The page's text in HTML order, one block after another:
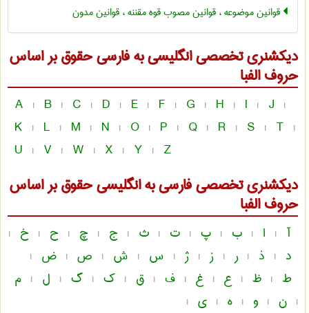
قوانین موضوعه ، قوانین مصوب قوه مقننه ، قوانین مدون
دیکشنری تخصصی انگلیسی به فارسیحقوقبر اساس
حروف الفبا
A | B | C | D | E | F | G | H | I | J |
K | L | M | N | O | P | Q | R | S | T |
U | V | W | X | Y | Z
دیکشنری تخصصی فارسی به انگلیسیحقوقبر اساس
حروف الفبا
آ | ا | ب | پ | ت | ث | ج | چ | ح | خ |
د | ذ | ر | ز | ژ | س | ش | ص | ض |
ط | ظ | ع | غ | ف | ق | ک | گ | ل | م
| ن | و | ه | ی |